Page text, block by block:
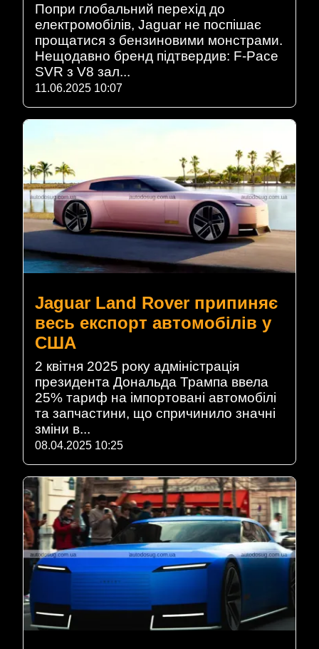
Попри глобальний перехід до
електромобілів, Jaguar не поспішає
прощатися з бензиновими монстрами.
Нещодавно бренд підтвердив: F-Pace
SVR з V8 зал...
11.06.2025 10:07
Jaguar Land Rover припиняє
весь експорт автомобілів у
США
2 квітня 2025 року адміністрація
президента Дональда Трампа ввела
25% тариф на імпортовані автомобілі
та запчастини, що спричинило значні
зміни в...
08.04.2025 10:25